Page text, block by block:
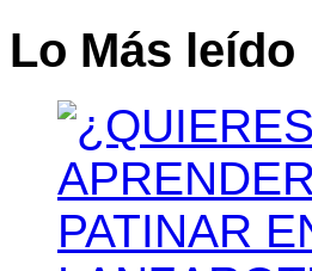
Lo Más leído